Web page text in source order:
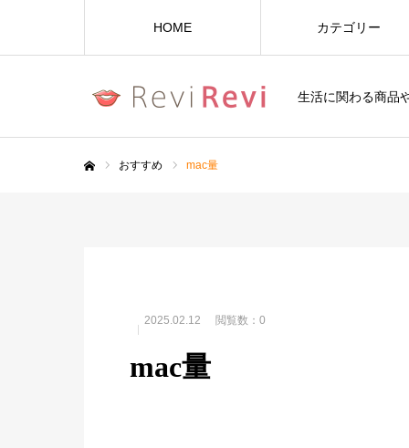
生活に関わる商品
HOME カテゴリー
おすすめ mac量
2025.02.12 閲覧数：0
mac量